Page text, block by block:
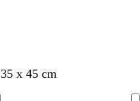
35 x 45 cm